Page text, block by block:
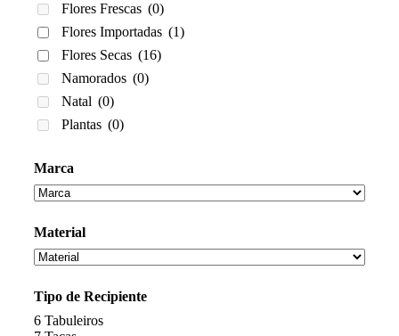
Flores Frescas (0)
Flores Importadas (1)
Flores Secas (16)
Namorados (0)
Natal (0)
Plantas (0)
Marca
Material
Tipo de Recipiente
6 Tabuleiros